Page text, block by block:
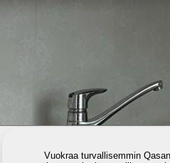
Vuokraa turvallisemmin